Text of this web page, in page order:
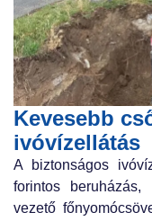
Kevesebb
ivóvízellátás
A biztonságos
forintos
vezető